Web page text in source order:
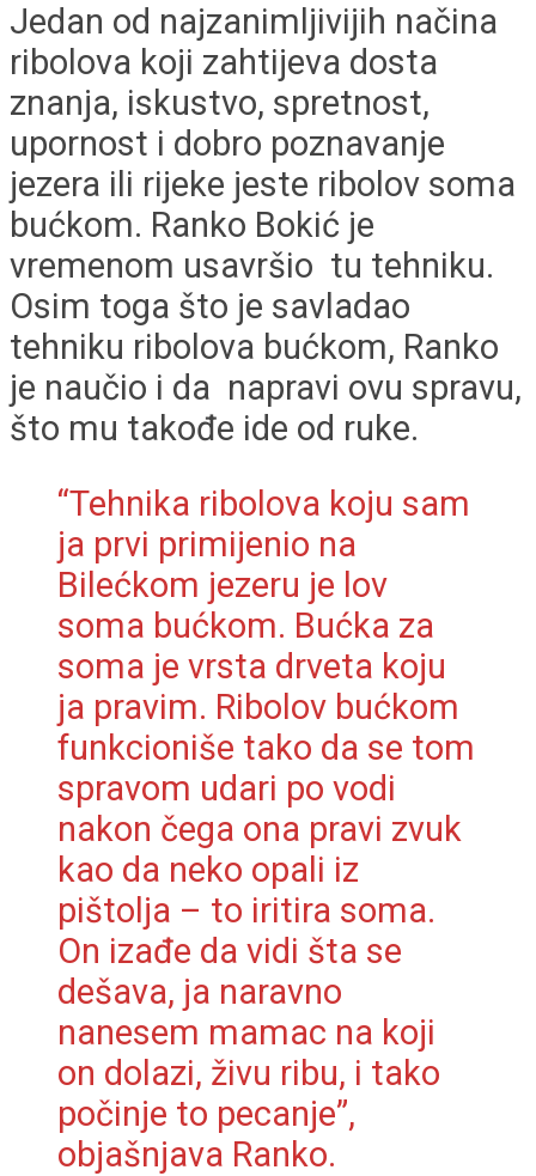
Jedan od najzanimljivijih načina
ribolova koji zahtijeva dosta
znanja, iskustvo, spretnost,
upornost i dobro poznavanje
jezera ili rijeke jeste ribolov soma
bućkom. Ranko Bokić je
vremenom usavršio tu tehniku.
Osim toga što je savladao
tehniku ribolova bućkom, Ranko
je naučio i da napravi ovu spravu,
što mu takođe ide od ruke.
“Tehnika ribolova koju sam
ja prvi primijenio na
Bilećkom jezeru je lov
soma bućkom. Bućka za
soma je vrsta drveta koju
ja pravim. Ribolov bućkom
funkcioniše tako da se tom
spravom udari po vodi
nakon čega ona pravi zvuk
kao da neko opali iz
pištolja – to iritira soma.
On izađe da vidi šta se
dešava, ja naravno
nanesem mamac na koji
on dolazi, živu ribu, i tako
počinje to pecanje”,
objašnjava Ranko.